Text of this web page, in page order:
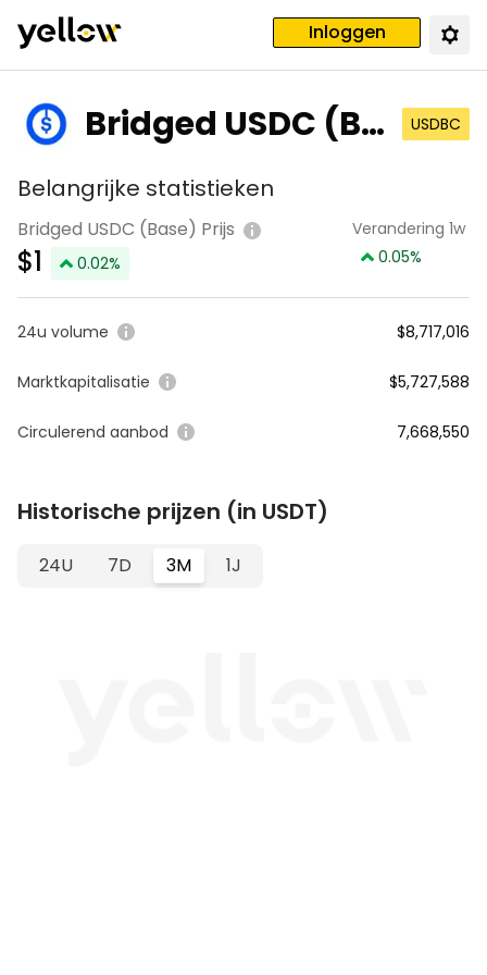
Inloggen
Bridged USDC (Ba
se)
USDBC
Belangrijke statistieken
Bridged USDC (Base) Prijs
$1 0.02%
Verandering 1w
0.05%
24u volume $8,717,016
Marktkapitalisatie $5,727,588
Circulerend aanbod 7,668,550
Historische prijzen (in USDT)
24U 7D 3M 1J